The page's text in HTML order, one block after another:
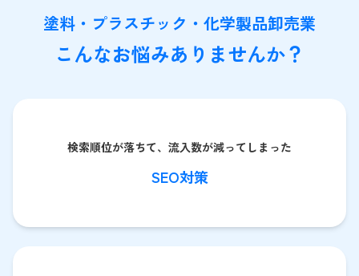
塗料・プラスチック・化学製品卸売業
こんなお悩みありませんか？
検索順位が落ちて、流入数が減ってしまった
SEO対策